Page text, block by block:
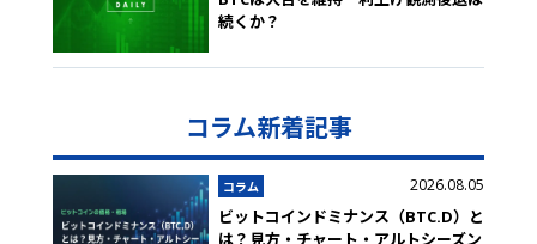
続くか？
コラム新着記事
コラム 2026.08.05
ビットコインドミナンス（BTC.D）と
は？見方・チャート・アルトシーズン